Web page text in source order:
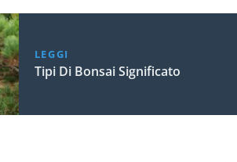
LEGGI
Tipi Di Bonsai Significato